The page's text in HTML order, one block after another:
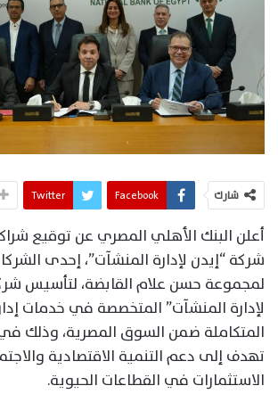
شارك Facebook
Twitter
أعلن البنك الأهلي المصري عن توقيع
شركة “إيدن لإدارة المنشآت”، إحدى
لمجموعة حسن علام القابضة، لتأسيس
لإدارة المنشآت” المتخصصة في خدمات
المتكاملة ضمن السوق المصرية، وذلك في
تهدف إلى دعم التنمية الاقتصادية
الاستثمارات في القطاعات الحيوية.